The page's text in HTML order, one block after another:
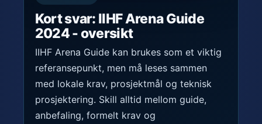
Kort svar: IIHF Arena Guide
2024 - oversikt
IIHF Arena Guide kan brukes som et viktig
referansepunkt, men må leses sammen
med lokale krav, prosjektmål og teknisk
prosjektering. Skill alltid mellom guide,
anbefaling, formelt krav og